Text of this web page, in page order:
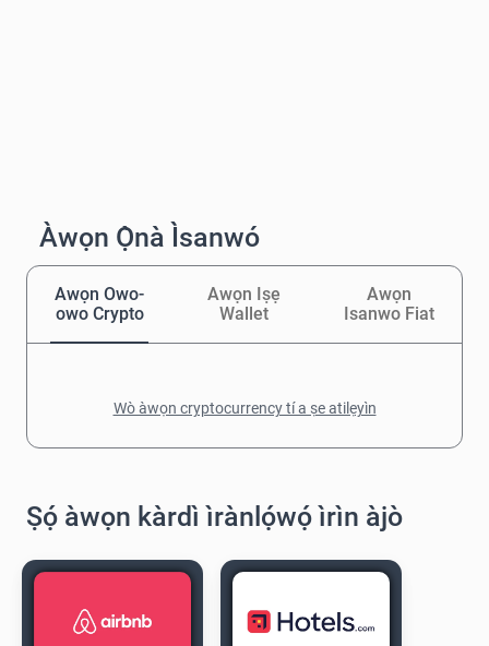
Àwọn Ọ̀nà Ìsanwó
Awọn Owo-
owo Crypto
Awọn Iṣẹ
Wallet
Awọn
Isanwo Fiat
Wò àwọn cryptocurrency tí a ṣe atilẹyìn
Ṣọ́ àwọn kàrdì ìrànlọ́wọ́ ìrìn àjò